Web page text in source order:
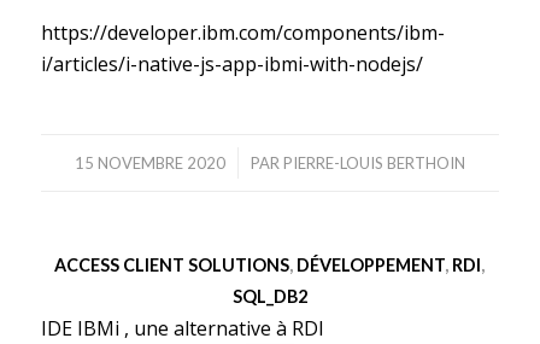
https://developer.ibm.com/components/ibm-
i/articles/i-native-js-app-ibmi-with-nodejs/
15 NOVEMBRE 2020
/ PAR PIERRE-LOUIS BERTHOIN
ACCESS CLIENT SOLUTIONS, DÉVELOPPEMENT, RDI,
SQL_DB2
IDE IBMi , une alternative à RDI